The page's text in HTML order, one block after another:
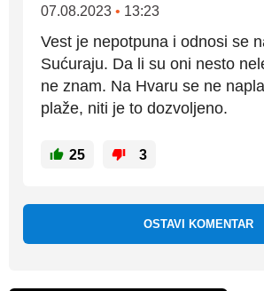
07.08.2023 • 13:23
Vest je nepotpuna i odnosi se
Sućuraju. Da li su oni nesto
ne znam. Na Hvaru se ne
plaže, niti je to dozvoljeno.
25 3
OSTAVI KOMENTAR